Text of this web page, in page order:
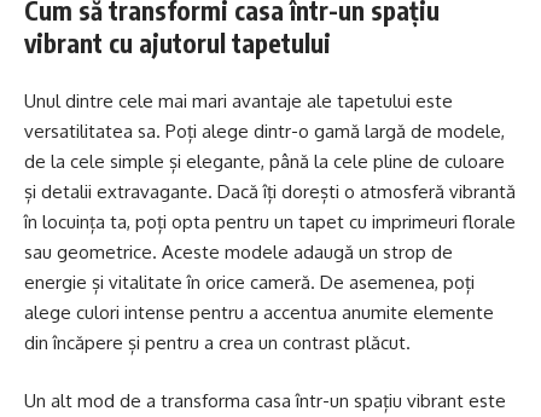
Cum să transformi casa într-un spațiu
vibrant cu ajutorul tapetului
Unul dintre cele mai mari avantaje ale tapetului este
versatilitatea sa. Poți alege dintr-o gamă largă de modele,
de la cele simple și elegante, până la cele pline de culoare
și detalii extravagante. Dacă îți dorești o atmosferă vibrantă
în locuința ta, poți opta pentru un tapet cu imprimeuri florale
sau geometrice. Aceste modele adaugă un strop de
energie și vitalitate în orice cameră. De asemenea, poți
alege culori intense pentru a accentua anumite elemente
din încăpere și pentru a crea un contrast plăcut.
Un alt mod de a transforma casa într-un spațiu vibrant este